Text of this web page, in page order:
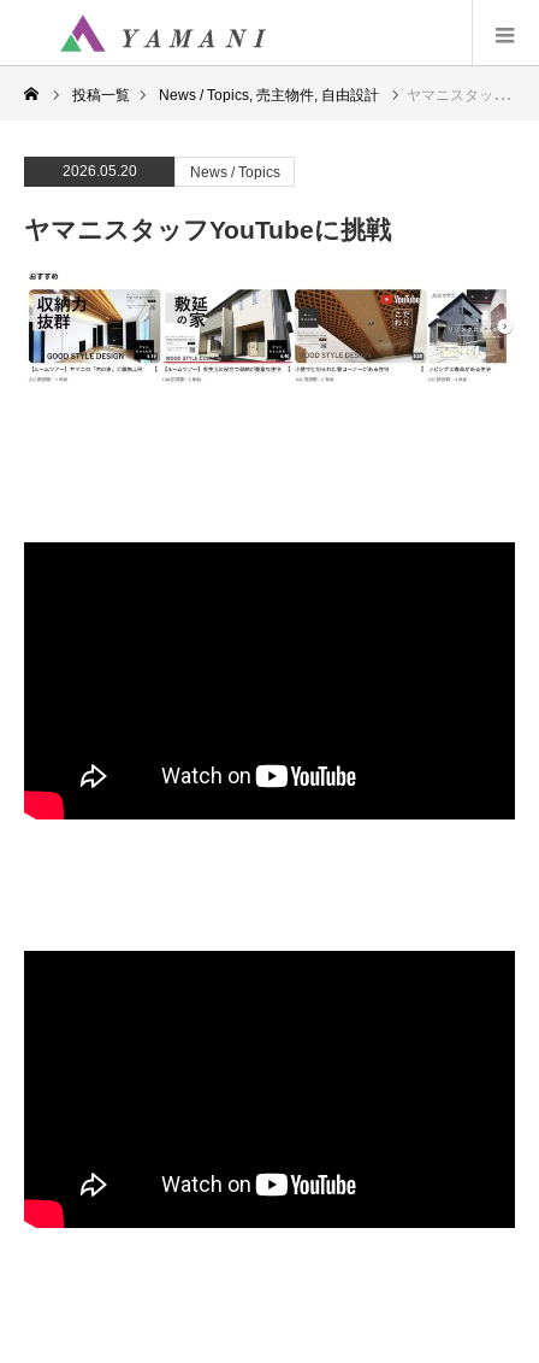
投稿一覧 News / Topics, 売主物件, 自由設計 ヤマニスタッフYouTubeに挑戦
2026.05.20 News / Topics
ヤマニスタッフYouTubeに挑戦